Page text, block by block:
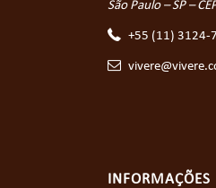
São Paulo – SP –
+55 (11) 3124-
INFORMAÇÕES